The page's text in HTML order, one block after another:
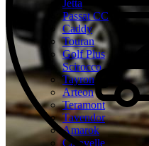
Jetta
Passat CC
Caddy
Touran
Golf Plus
Scirocco
Tayron
Arteon
Teramont
Tavendor
Amarok
Caravelle